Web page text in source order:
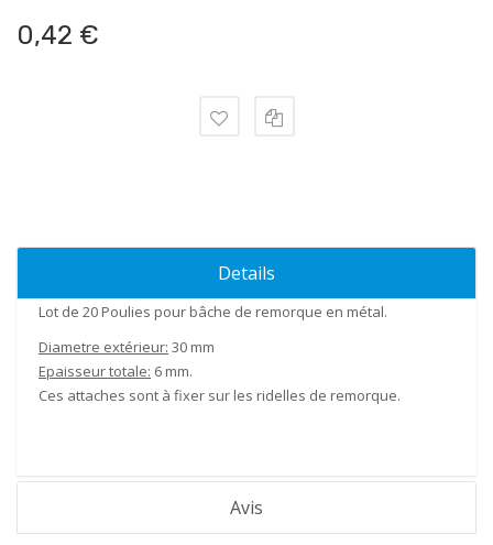
0,42 €
Details
Lot de 20 Poulies pour bâche de remorque en métal.
Diametre extérieur: 30 mm
Epaisseur totale: 6 mm.
Ces attaches sont à fixer sur les ridelles de remorque.
Avis